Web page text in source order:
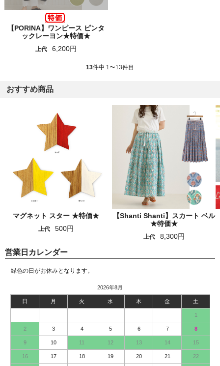
【PORINA】ワンピース ピンタ
ックレーヨン★特価★
上代 6,200円
13件中 1〜13件目
おすすめ商品
マグネット スター ★特価★
上代 500円
【Shanti Shanti】スカート ベル
★特価★
上代 8,300円
営業日カレンダー
緑色の日がお休みとなります。
2026年8月
日 月 火 水 木 金 土
1
2 3 4 5 6 7 8
9 10 11 12 13 14 15
16 17 18 19 20 21 22